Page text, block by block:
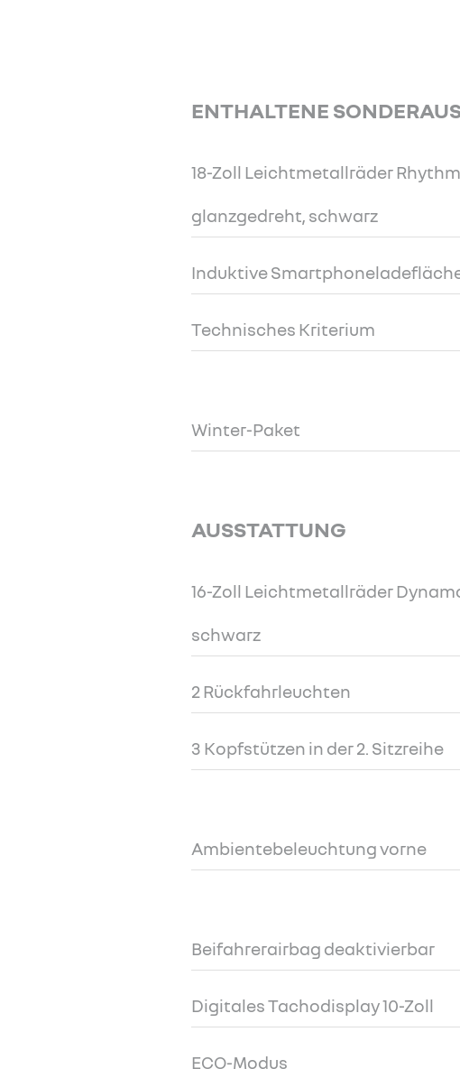
ENTHALTENE
18-Zoll Leichtmetallräder
glanzgedreht, schwarz
Induktive
Technisches Kriterium
Winter-Paket
AUSSTATTUNG
16-Zoll Leichtmetallräder
schwarz
2 Rückfahrleuchten
3 Kopfstützen in der 2. Sitzreihe
Ambientebeleuchtung vorne
Beifahrerairbag deaktivierbar
Digitales Tachodisplay 10-Zoll
ECO-Modus